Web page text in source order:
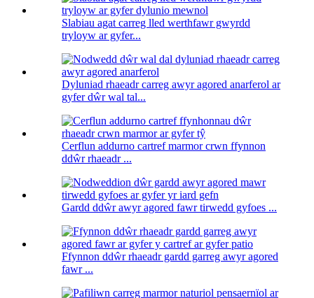
Slabiau agat carreg lled werthfawr gwyrdd
tryloyw ar gyfer...
Dyluniad rhaeadr carreg awyr agored anarferol ar
gyfer dŵr wal tal...
Cerflun addurno cartref marmor crwn ffynnon
ddŵr rhaeadr ...
Gardd ddŵr awyr agored fawr tirwedd gyfoes ...
Ffynnon ddŵr rhaeadr gardd garreg awyr agored
fawr ...